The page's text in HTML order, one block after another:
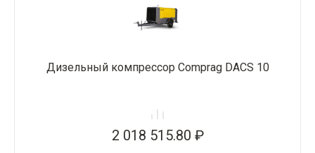
Дизельный компрессор Comprag DACS 10
2 018 515.80 ₽